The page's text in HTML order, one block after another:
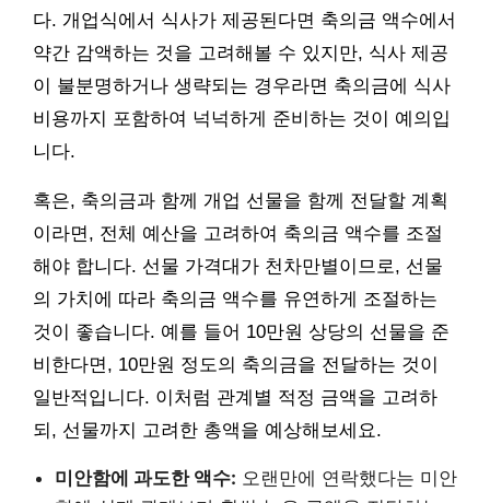
다. 개업식에서 식사가 제공된다면 축의금 액수에서
약간 감액하는 것을 고려해볼 수 있지만, 식사 제공
이 불분명하거나 생략되는 경우라면 축의금에 식사
비용까지 포함하여 넉넉하게 준비하는 것이 예의입
니다.
혹은, 축의금과 함께 개업 선물을 함께 전달할 계획
이라면, 전체 예산을 고려하여 축의금 액수를 조절
해야 합니다. 선물 가격대가 천차만별이므로, 선물
의 가치에 따라 축의금 액수를 유연하게 조절하는
것이 좋습니다. 예를 들어 10만원 상당의 선물을 준
비한다면, 10만원 정도의 축의금을 전달하는 것이
일반적입니다. 이처럼 관계별 적정 금액을 고려하
되, 선물까지 고려한 총액을 예상해보세요.
미안함에 과도한 액수: 오랜만에 연락했다는 미안